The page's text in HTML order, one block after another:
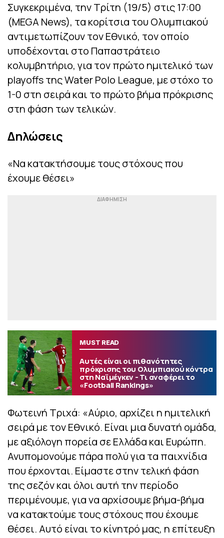
Συγκεκριμένα, την Τρίτη (19/5) στις 17:00
(MEGA News), τα κορίτσια του Ολυμπιακού
αντιμετωπίζουν τον Εθνικό, τον οποίο
υποδέχονται στο Παπαστράτειο
κολυμβητήριο, για τον πρώτο ημιτελικό των
playoffs της Water Polo League, με στόχο το
1-0 στη σειρά και το πρώτο βήμα πρόκρισης
στη φάση των τελικών.
Δηλώσεις
«Να κατακτήσουμε τους στόχους που
έχουμε θέσει»
MUST READ
Αυτές είναι οι πιθανότητες
πρόκρισης του Ολυμπιακού κόντρα
στη Ναϊμέγκεν - Τι αναφέρει το
«Football Rankings»
Φωτεινή Τριχά: «Αύριο, αρχίζει η ημιτελική
σειρά με τον Εθνικό. Είναι μια δυνατή ομάδα,
με αξιόλογη πορεία σε Ελλάδα και Ευρώπη.
Ανυπομονούμε πάρα πολύ για τα παιχνίδια
που έρχονται. Είμαστε στην τελική φάση
της σεζόν και όλοι αυτή την περίοδο
περιμένουμε, για να αρχίσουμε βήμα-βήμα
να κατακτούμε τους στόχους που έχουμε
θέσει. Αυτό είναι το κίνητρό μας, η επίτευξη